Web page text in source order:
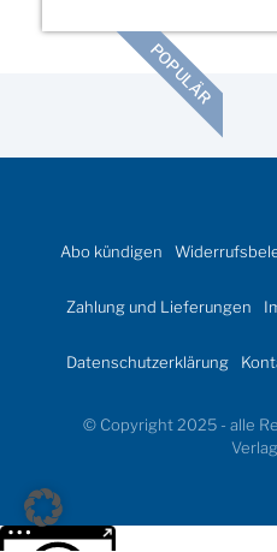
POPULÄR
Abo kündigen
Zahlung und Lieferungen
Datenschutzerklärung
© Copyright 2025 - alle
Weitere Informationen über den